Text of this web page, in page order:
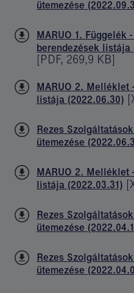
ütemezése
MARUO 1. Függelék
berendezések listája
[PDF, 269,9 KB]
MARUO 2. Melléklet
listája (2022.06.30) [
Rezes
ütemezése
MARUO 2. Melléklet
listája (2022.03.31) [
Rezes
ütemezése
Rezes
ütemezése